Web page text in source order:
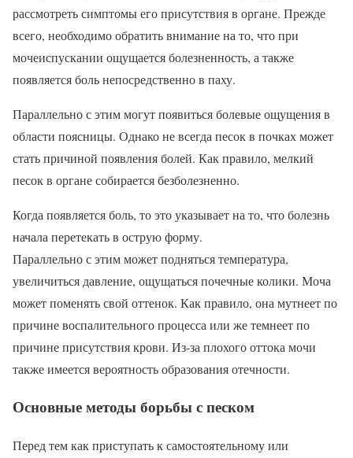
рассмотреть симптомы его присутствия в органе. Прежде
всего, необходимо обратить внимание на то, что при
мочеиспускании ощущается болезненность, а также
появляется боль непосредственно в паху.
Параллельно с этим могут появиться болевые ощущения в
области поясницы. Однако не всегда песок в почках может
стать причиной появления болей. Как правило, мелкий
песок в органе собирается безболезненно.
Когда появляется боль, то это указывает на то, что болезнь
начала перетекать в острую форму.
Параллельно с этим может подняться температура,
увеличиться давление, ощущаться почечные колики. Моча
может поменять свой оттенок. Как правило, она мутнеет по
причине воспалительного процесса или же темнеет по
причине присутствия крови. Из-за плохого оттока мочи
также имеется вероятность образования отечности.
Основные методы борьбы с песком
Перед тем как приступать к самостоятельному или